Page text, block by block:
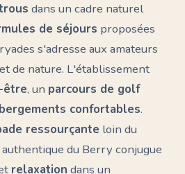
dans un cadre naturel
de séjours proposées
s'adresse aux amateurs
de nature. L'établissement
être, un parcours de golf
confortables.
ressourçante loin du
du Berry conjugue
relaxation dans un